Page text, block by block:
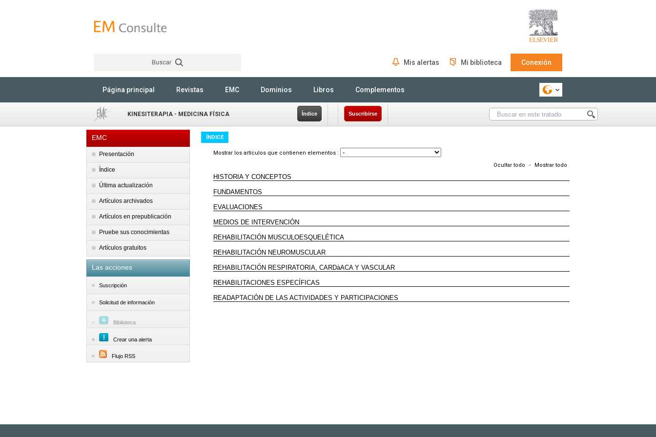
Buscar Mis alertas Mi biblioteca Conexión
Página principal Revistas EMC Dominios Libros Complementos
KINESITERAPIA - MEDICINA FÍSICA Índice Suscribirse
EMC
Presentación
Índice
Última actualización
Artículos archivados
Artículos en prepublicación
Pruebe sus conocimientas
Artículos gratuitos
Las acciones
Suscripción
Solicitud de información
Biblioteca
Crear una alerta
Flujo RSS
ÍNDICE
Mostrar los artículos que contienen elementos :
Ocultar todo
- Mostrar todo
HISTORIA Y CONCEPTOS
FUNDAMENTOS
EVALUACIONES
MEDIOS DE INTERVENCIÓN
REHABILITACIÓN MUSCULOESQUELÉTICA
REHABILITACIÓN NEUROMUSCULAR
REHABILITACIÓN RESPIRATORIA, CARDàACA Y VASCULAR
REHABILITACIONES ESPECÍFICAS
READAPTACIÓN DE LAS ACTIVIDADES Y PARTICIPACIONES